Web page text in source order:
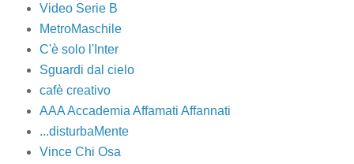
Video Serie B
MetroMaschile
C'è solo l'Inter
Sguardi dal cielo
cafè creativo
AAA Accademia Affamati Affannati
...disturbaMente
Vince Chi Osa